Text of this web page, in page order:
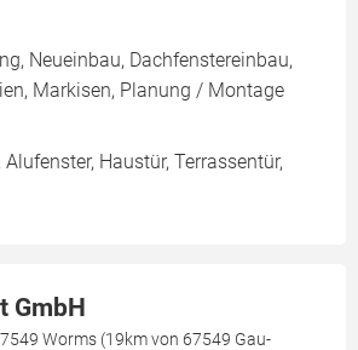
Neueinbau, Dachfenstereinbau,
Markisen, Planung / Montage
Haustür, Terrassentür,
GmbH
Worms (19km von 67549 Gau-